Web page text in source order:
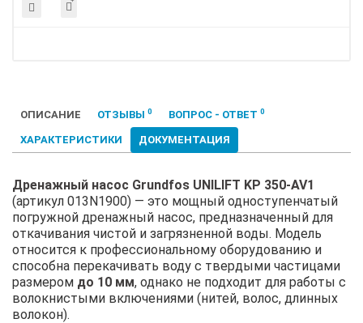
ОПИСАНИЕ ОТЗЫВЫ 0 ВОПРОС - ОТВЕТ 0
ХАРАКТЕРИСТИКИ ДОКУМЕНТАЦИЯ
Дренажный насос Grundfos UNILIFT KP 350-AV1
(артикул 013N1900) — это мощный одноступенчатый
погружной дренажный насос, предназначенный для
откачивания чистой и загрязненной воды. Модель
относится к профессиональному оборудованию и
способна перекачивать воду с твердыми частицами
размером до 10 мм, однако не подходит для работы с
волокнистыми включениями (нитей, волос, длинных
волокон).